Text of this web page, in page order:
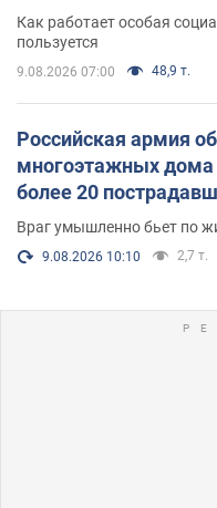
поселился
Как работает особая
пользуется
9.08.2026 07:00 48,9 т.
Российская армия
многоэтажных дома
более 20
Враг умышленно бьет по
9.08.2026 10:10 2,7 т.